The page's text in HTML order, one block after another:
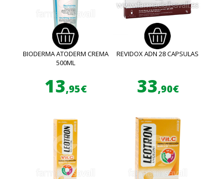
BIODERMA ATODERM CREMA
500ML
13,95€
REVIDOX ADN 28 CAPSULAS
33,90€